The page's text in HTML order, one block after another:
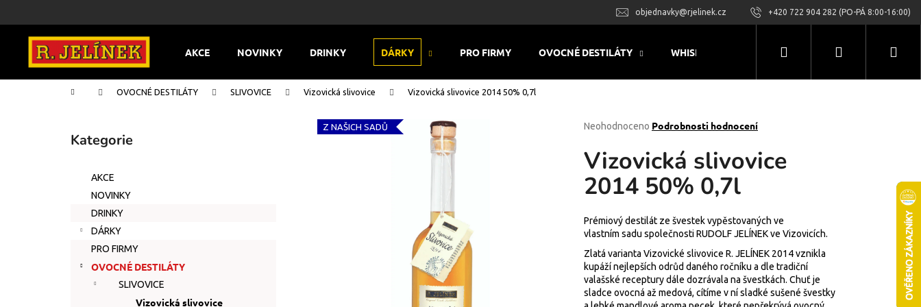
objednavky@rjelinek.cz +420 722 904 282 (PO-PÁ 8:00-16:00)
AKCE NOVINKY DRINKY DÁRKY PRO FIRMY OVOCNÉ DESTILÁTY WHISKY RUMOVÉ PRODUKTY LIKÉRY
Hledat Přihlášení
Domů OVOCNÉ DESTILÁTY SLIVOVICE Vizovická slivovice Vizovická slivovice 2014 50% 0,7l
Přeskočit
Kategorie
AKCE
NOVINKY
DRINKY
DÁRKY
PRO FIRMY
OVOCNÉ DESTILÁTY
SLIVOVICE
Vizovická slivovice
Průměrné
produktu
je
0,0
z
hvězdiček.
Neohodnoceno Podrobnosti hodnocení
Vizovická slivovice
2014 50% 0,7l
Prémiový destilát ze švestek vypěstovaných ve
vlastním sadu společnosti RUDOLF JELÍNEK ve Vizovicích.
Zlatá varianta Vizovické slivovice R. JELÍNEK 2014 vznikla
kupáží nejlepších odrůd daného ročníku a dle tradiční
valašské receptury dále dozrávala na švestkách. Chuť je
sladce ovocná až medová, cítíme v ní sladké sušené švestky
Z NAŠICH SADŮ
o
k
Zpět
do
Zpět
do
Co potřebujete najít?
Doporučujeme